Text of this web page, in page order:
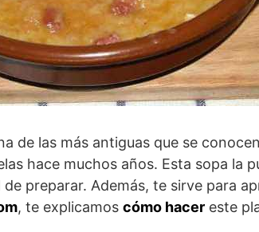
de las más antiguas que se
hace muchos años. Esta sopa la
preparar. Además, te sirve para
, te explicamos cómo hacer este